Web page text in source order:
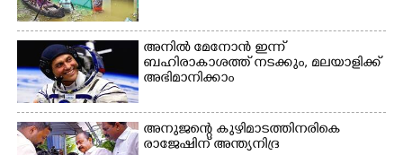
അനിൽ മേനോൻ ഇന്ന്
ബഹിരാകാശത്ത് നടക്കും, മലയാളിക്ക്
അഭിമാനിക്കാം
അനുജന്റെ കുഴിമാടത്തിനരികെ
രാജേഷിന് അന്ത്യനിദ്ര